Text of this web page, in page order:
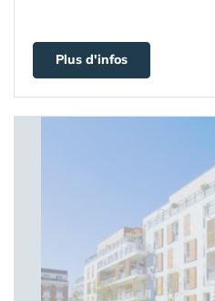
Plus d'infos